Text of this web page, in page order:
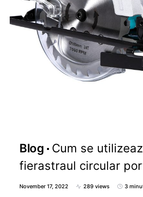
Blog
Cum se
fierastraul circular
November 17, 2022 289 views 3